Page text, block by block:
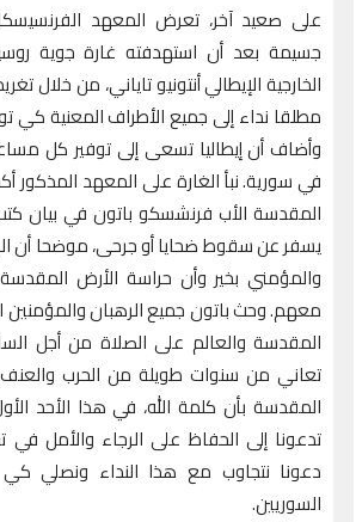
على صعيد آخر، تعرض المعهد
جسيمة بعد أن استهدفته غارة جوية
الخارجية الإيطالي أنتونيو تاياني، من خلال
مطلقا نداء إلى جميع الأطراف المعنية كي
وأضاف أن إيطاليا تسعى إلى توفير كل
في سورية. نبأ الغارة على المعهد المذكور
المقدسة الأب فرنشسكو باتون في بيان
يسفر عن سقوط ضحايا أو جرحى، موضحا أن
والمؤمني بخير وأن حراسة الأرض
معهم. وحث باتون جميع الرهبان والمؤمنين
المقدسة والعالم على الصلاة من أجل
تعاني من سنوات طويلة من الحرب
المقدسة بأن كلمة الله، في هذا الأحد
تدعونا إلى الحفاظ على الرجاء والأمل في
دعونا نتجاوب مع هذا النداء ونصلي
السوريين.